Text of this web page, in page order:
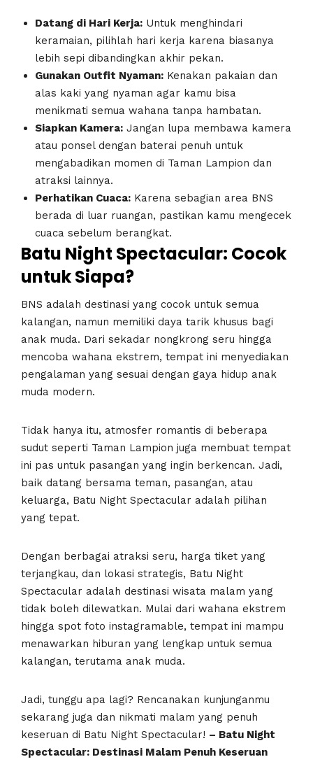
Datang di Hari Kerja: Untuk menghindari
keramaian, pilihlah hari kerja karena biasanya
lebih sepi dibandingkan akhir pekan.
Gunakan Outfit Nyaman: Kenakan pakaian dan
alas kaki yang nyaman agar kamu bisa
menikmati semua wahana tanpa hambatan.
Siapkan Kamera: Jangan lupa membawa kamera
atau ponsel dengan baterai penuh untuk
mengabadikan momen di Taman Lampion dan
atraksi lainnya.
Perhatikan Cuaca: Karena sebagian area BNS
berada di luar ruangan, pastikan kamu mengecek
cuaca sebelum berangkat.
Batu Night Spectacular: Cocok
untuk Siapa?
BNS adalah destinasi yang cocok untuk semua
kalangan, namun memiliki daya tarik khusus bagi
anak muda. Dari sekadar nongkrong seru hingga
mencoba wahana ekstrem, tempat ini menyediakan
pengalaman yang sesuai dengan gaya hidup anak
muda modern.
Tidak hanya itu, atmosfer romantis di beberapa
sudut seperti Taman Lampion juga membuat tempat
ini pas untuk pasangan yang ingin berkencan. Jadi,
baik datang bersama teman, pasangan, atau
keluarga, Batu Night Spectacular adalah pilihan
yang tepat.
Dengan berbagai atraksi seru, harga tiket yang
terjangkau, dan lokasi strategis, Batu Night
Spectacular adalah destinasi wisata malam yang
tidak boleh dilewatkan. Mulai dari wahana ekstrem
hingga spot foto instagramable, tempat ini mampu
menawarkan hiburan yang lengkap untuk semua
kalangan, terutama anak muda.
Jadi, tunggu apa lagi? Rencanakan kunjunganmu
sekarang juga dan nikmati malam yang penuh
keseruan di Batu Night Spectacular! – Batu Night
Spectacular: Destinasi Malam Penuh Keseruan